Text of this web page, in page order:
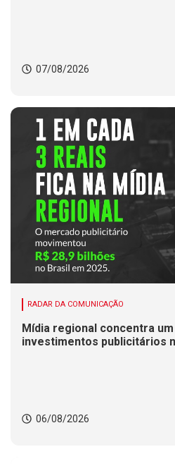
07/08/2026
RADAR DA COMUNICAÇÃO
Mídia regional concentra
investimentos publicitários
06/08/2026